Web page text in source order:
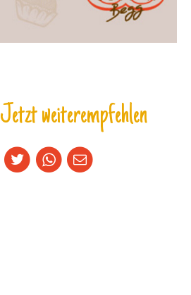
Jetzt weiterempfehlen